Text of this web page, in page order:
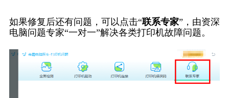
如果修复后还有问题，可以点击“联系专家”，由资深
电脑问题专家“一对一”解决各类打印机故障问题。